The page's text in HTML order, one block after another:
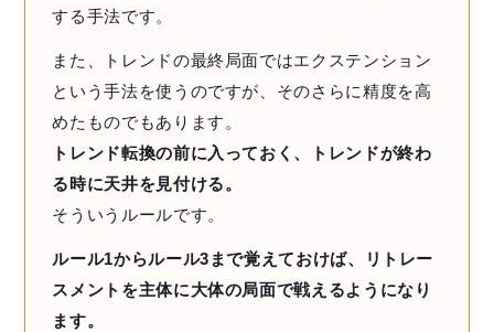
する手法です。
また、トレンドの最終局面ではエクステンション
という手法を使うのですが、そのさらに精度を高
めたものでもあります。
トレンド転換の前に入っておく、トレンドが終わ
る時に天井を見付ける。
そういうルールです。
ルール1からルール3まで覚えておけば、リトレー
スメントを主体に大体の局面で戦えるようになり
ます。